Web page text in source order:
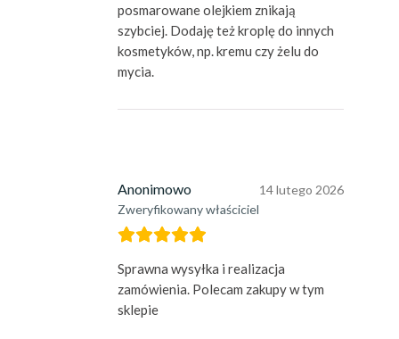
posmarowane olejkiem znikają
szybciej. Dodaję też kroplę do innych
kosmetyków, np. kremu czy żelu do
mycia.
Anonimowo
Zweryfikowany właściciel
14 lutego 2026
Sprawna wysyłka i realizacja
zamówienia. Polecam zakupy w tym
sklepie